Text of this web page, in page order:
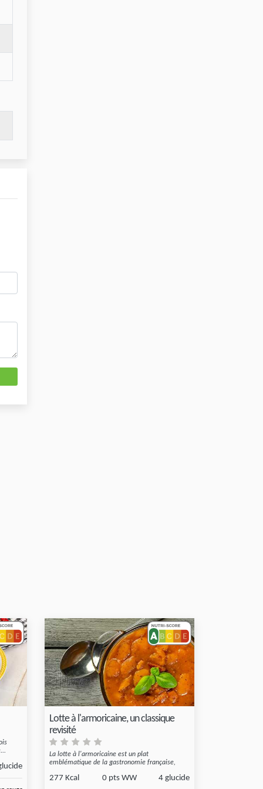
Lotte à l'armoricaine, un classique
revisité
La lotte à l'armoricaine est un plat
emblématique de la gastronomie française,
277 Kcal 0 pts WW 4 glucide